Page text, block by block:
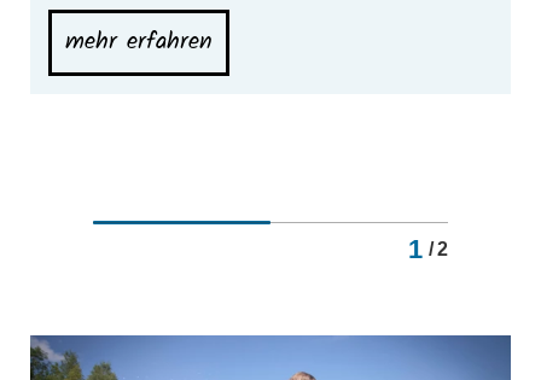
mehr erfahren
1 /2
mehr erfahren